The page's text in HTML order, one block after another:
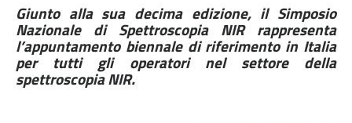
Giunto alla sua decima edizione, il Simposio
Nazionale di Spettroscopia NIR rappresenta
l’appuntamento biennale di riferimento in Italia
per tutti gli operatori nel settore della
spettroscopia NIR.